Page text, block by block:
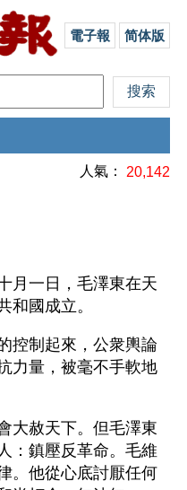
電子報 简体版
人氣： 20,142
月一日，毛澤東在天
和國成立。
控制起來，公衆輿論
力量，被毫不手軟地
大赦天下。但毛澤東
：鎮壓反革命。毛維
。他從心底討厭任何